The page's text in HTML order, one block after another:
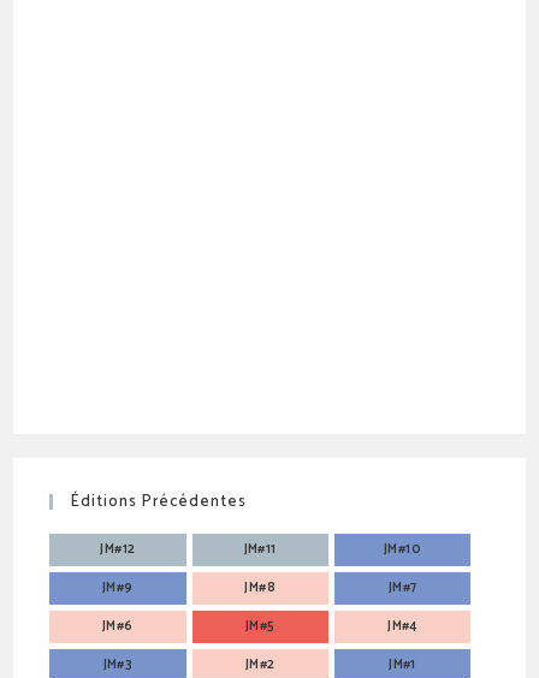
Éditions Précédentes
JM#12 JM#11
JM#10
JM#9
JM#8
JM#7
JM#6
JM#5
JM#4
JM#3
JM#2
JM#1